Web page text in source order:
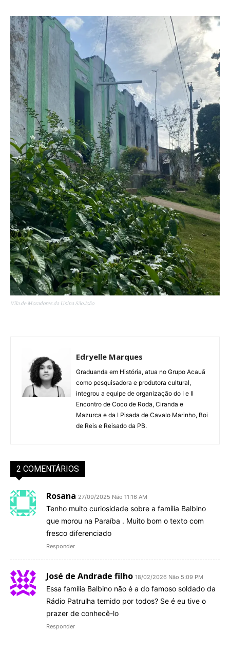
Vila de Moradores da Usina São João
Edryelle Marques
Graduanda em História, atua no Grupo Acauã
como pesquisadora e produtora cultural,
integrou a equipe de organização do I e II
Encontro de Coco de Roda, Ciranda e
Mazurca e da I Pisada de Cavalo Marinho, Boi
de Reis e Reisado da PB.
2 COMENTÁRIOS
Rosana 27/09/2025 Não 11:16 AM
Tenho muito curiosidade sobre a família Balbino
que morou na Paraíba . Muito bom o texto com
fresco diferenciado
Responder
José de Andrade filho 18/02/2026 Não 5:09 PM
Essa família Balbino não é a do famoso soldado da
Rádio Patrulha temido por todos? Se é eu tive o
prazer de conhecê-lo
Responder